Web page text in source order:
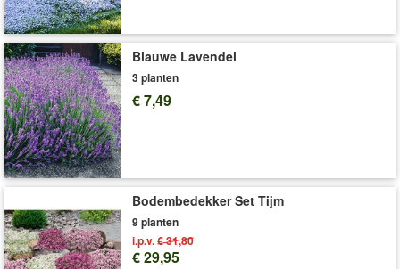
2x Kattenmunt - bloei: juni tot september (4)
3x Lavendel - bloei: juli tot september (5)
3x Witte tijm - bloei: mei tot juni (6)
1x Sneeuwbal hortensia 'Annabelle' - bloei: juni tot
september (7)
2x Kerstroos 'Black Swan' - bloei: september tot maart (8)
Tip:volg onze aanbevolen beplanting via de nummers tussen
haakjes.
Afmetingen plantopstelling: 2 x 1,5 meter
Voor de beste groei en bloei raden wij Neudorff®
NeudoHum bloemenaarde(art. nr.
Art.nr.:9727
Blauwe Lavendel
3 planten
€ 7,49
Bodembedekker Set Tijm
9 planten
i.p.v.€ 31,80
€ 29,95